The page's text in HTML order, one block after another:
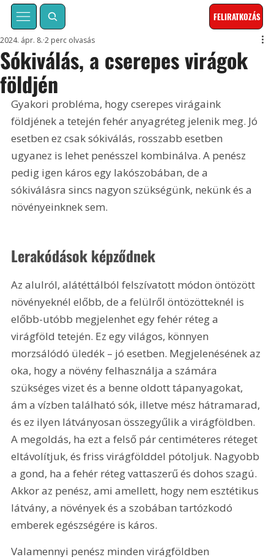
FELIRATKOZÁS
Sókiválás, a cserepes virágok
földjén
2024. ápr. 8. 2 perc olvasás
Gyakori probléma, hogy cserepes virágaink
földjének a tetején fehér anyagréteg jelenik meg. Jó
esetben ez csak sókiválás, rosszabb esetben
ugyanez is lehet penésszel kombinálva. A penész
pedig igen káros egy lakószobában, de a
sókiválásra sincs nagyon szükségünk, nekünk és a
növényeinknek sem.
Lerakódások képződnek
Az alulról, alátéttálból felszívatott módon öntözött
növényeknél előbb, de a felülről öntözötteknél is
előbb-utóbb megjelenhet egy fehér réteg a
virágföld tetején. Ez egy világos, könnyen
morzsálódó üledék – jó esetben. Megjelenésének az
oka, hogy a növény felhasználja a számára
szükséges vizet és a benne oldott tápanyagokat,
ám a vízben található sók, illetve mész hátramarad,
és ez ilyen látványosan összegyűlik a virágföldben.
A megoldás, ha ezt a felső pár centiméteres réteget
eltávolítjuk, és friss virágfölddel pótoljuk. Nagyobb
a gond, ha a fehér réteg vattaszerű és dohos szagú.
Akkor az penész, ami amellett, hogy nem esztétikus
látvány, a növények és a szobában tartózkodó
emberek egészségére is káros.
Valamennyi penész minden virágföldben